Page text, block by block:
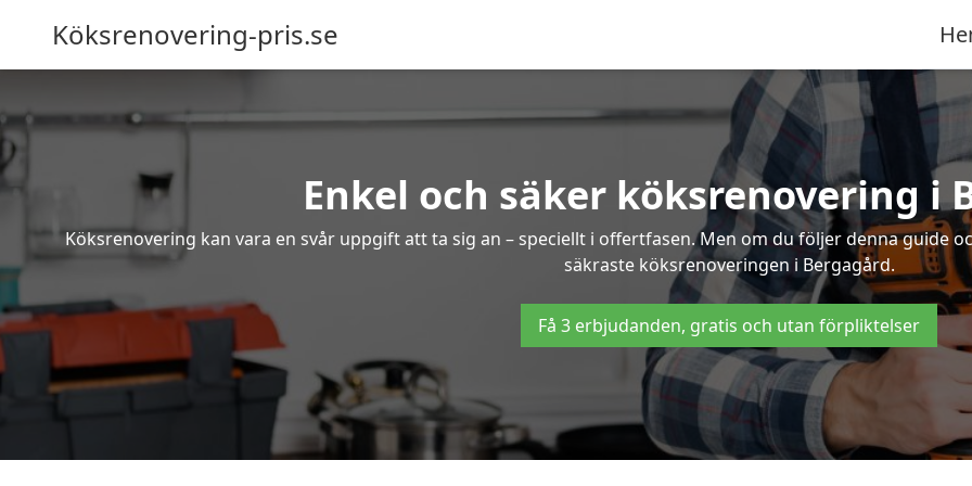
Köksrenovering-pris.se
Enkel och säker köksrenovering i
Köksrenovering kan vara en svår uppgift att ta sig an – speciellt i offertfasen. Men om du följer denna guide
säkraste köksrenoveringen i Bergagård.
Få 3 erbjudanden, gratis och utan förpliktelser